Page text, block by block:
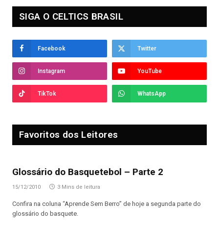
SIGA O CELTICS BRASIL
Facebook Twitter
Instagram YouTube
TikTok WhatsApp
Favoritos dos Leitores
Glossário do Basquetebol – Parte 2
15/12/2010 3 Mins de leitura
Confira na coluna “Aprende Sem Berro” de hoje a segunda parte do
glossário do basquete.